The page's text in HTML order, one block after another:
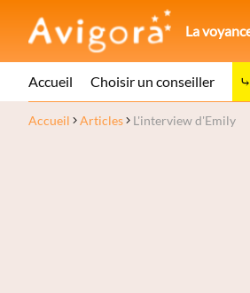
La
Accueil Choisir un conseiller
Accueil Articles L'interview d'Emily